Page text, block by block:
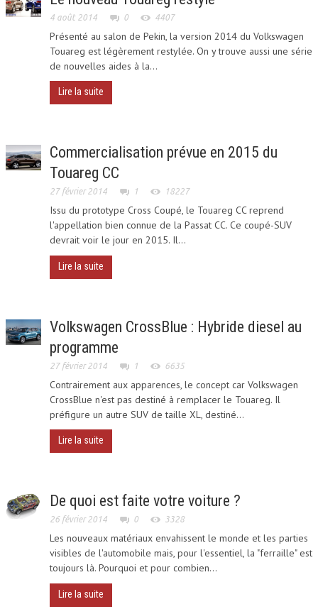
4 août 2014 0 4407
Présenté au salon de Pekin, la version 2014 du Volkswagen
Touareg est légèrement restylée. On y trouve aussi une série
de nouvelles aides à la...
Lire la suite
Commercialisation prévue en 2015 du
Touareg CC
27 février 2014 1 18227
Issu du prototype Cross Coupé, le Touareg CC reprend
l'appellation bien connue de la Passat CC. Ce coupé-SUV
devrait voir le jour en 2015. Il...
Lire la suite
Volkswagen CrossBlue : Hybride diesel au
programme
27 février 2014 1 6635
Contrairement aux apparences, le concept car Volkswagen
CrossBlue n'est pas destiné à remplacer le Touareg. Il
préfigure un autre SUV de taille XL, destiné...
Lire la suite
De quoi est faite votre voiture ?
26 février 2014 0 3328
Les nouveaux matériaux envahissent le monde et les parties
visibles de l'automobile mais, pour l'essentiel, la "ferraille" est
toujours là. Pourquoi et pour combien...
Lire la suite